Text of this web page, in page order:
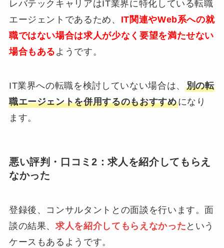
レバテックキャリアはIT業界に特化している転職
エージェントであるため、 IT関連やWeb系への就
職ではない場合は求人が少なく要望を満たせない
場合もある ようです。
IT業界への転職を検討していない場合は、 別の転
職エージェントを併用するのもおすすめになり
ます。
悪い評判・口コミ2：求人を紹介してもらえ
なかった
登録後、コンサルタントとの面談を行います。面
談の結果、求人を紹介してもらえなかった という
ケースもあるようです。